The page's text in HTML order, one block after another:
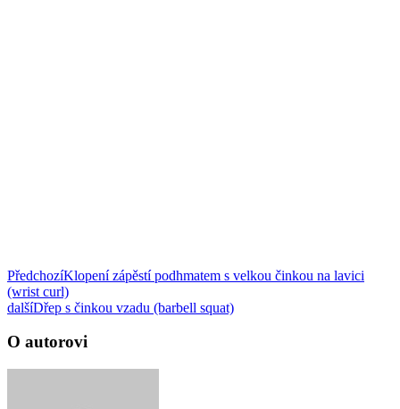
PředchozíKlopení zápěstí podhmatem s velkou činkou na lavici
(wrist curl)
dalšíDřep s činkou vzadu (barbell squat)
O autorovi